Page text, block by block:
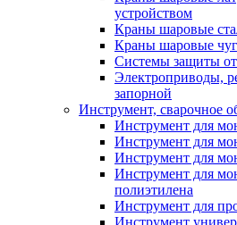
устройством
Краны шаровые
Краны шаровые
Системы защиты от
Электроприводы,
запорной
Инструмент, сварочное
Инструмент для
Инструмент для
Инструмент для
Инструмент для
полиэтилена
Инструмент для
Инструмент